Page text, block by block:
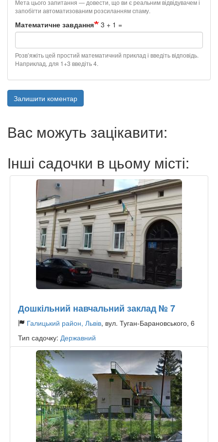
Мета цього запитання — довести, що ви є реальним відвідувачем і
запобігти автоматизованим розсиланням спаму.
Математичне завдання 3 + 1 =
Розв’яжіть цей простий математичний приклад і введіть відповідь.
Наприклад, для 1+3 введіть 4.
Залишити коментар
Вас можуть зацікавити:
Інші садочки в цьому місті:
Дошкільний навчальний заклад № 7
Галицький район, Львів, вул. Туган-Барановського, 6
Тип садочку: Державний